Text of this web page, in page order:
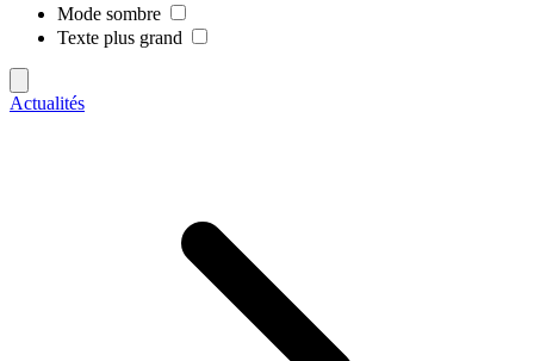
Mode sombre
Texte plus grand
Actualités